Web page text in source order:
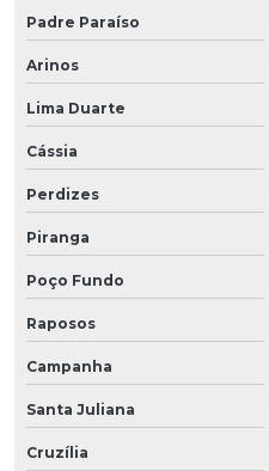
Padre Paraíso
Arinos
Lima Duarte
Cássia
Perdizes
Piranga
Poço Fundo
Raposos
Campanha
Santa Juliana
Cruzília